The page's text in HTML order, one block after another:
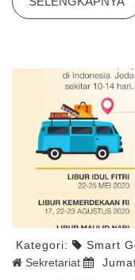
Kategori:
Smart
Sekretariat